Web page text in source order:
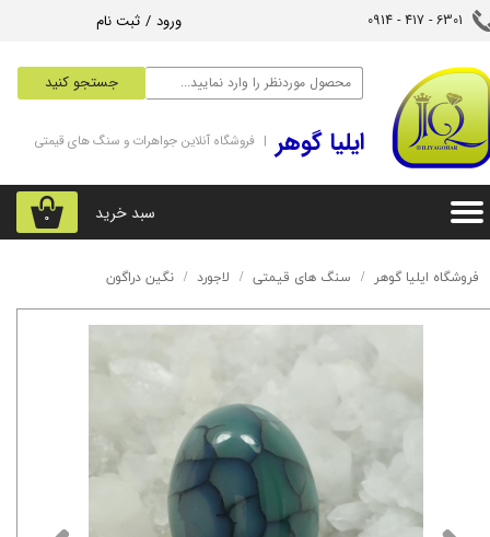
جستجو کنید
ورود / ثبت نام
تغییر گذر واژه
سفارشات
خروج از حساب کاربری
6301 - 417 - 0914​​​​​​​
۰ سبد خرید
‌ایلیا گوهر | فروشگاه آنلاین جواهرات و سنگ های قیمتی
فروشگاه ایلیا گوهر سنگ های قیمتی لاجورد نگین دراگون